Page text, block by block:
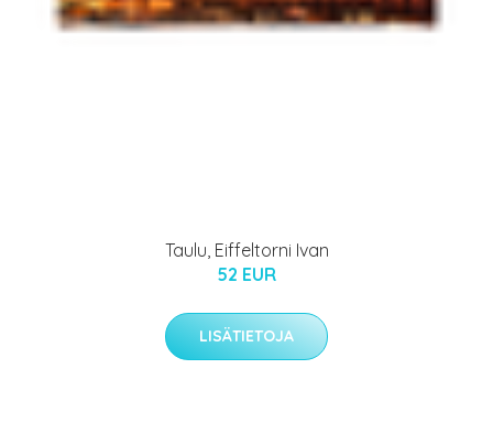
Taulu, Eiffeltorni Ivan
52 EUR
LISÄTIETOJA